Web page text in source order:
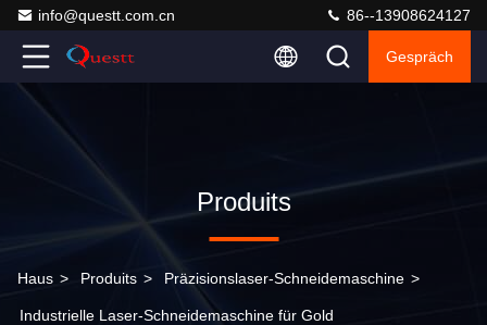
info@questt.com.cn 86--13908624127
Gespräch
Produits
Haus > Produits > Präzisionslaser-Schneidemaschine >
Industrielle Laser-Schneidemaschine für Gold